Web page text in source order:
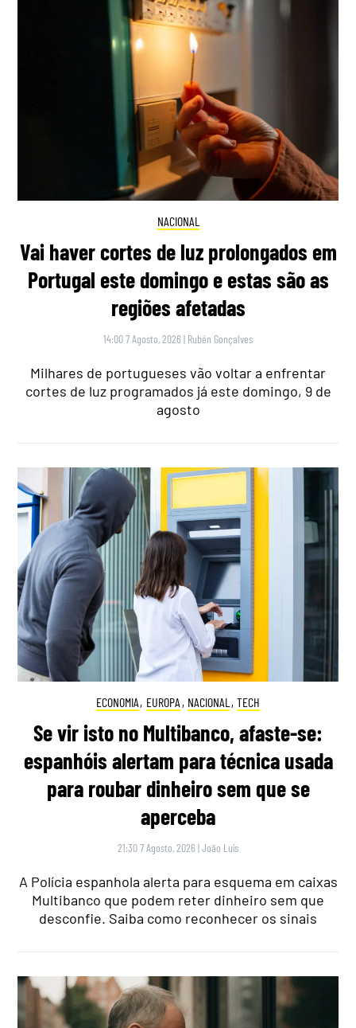
NACIONAL
Vai haver cortes de luz prolongados em
Portugal este domingo e estas são as
regiões afetadas
14:00 7 Agosto, 2026 | Rubén Gonçalves
Milhares de portugueses vão voltar a enfrentar
cortes de luz programados já este domingo, 9 de
agosto
ECONOMIA, EUROPA , NACIONAL , TECH
Se vir isto no Multibanco, afaste-se:
espanhóis alertam para técnica usada
para roubar dinheiro sem que se
aperceba
21:30 7 Agosto, 2026 |João Luís
A Polícia espanhola alerta para esquema em caixas
Multibanco que podem reter dinheiro sem que
desconfie. Saiba como reconhecer os sinais